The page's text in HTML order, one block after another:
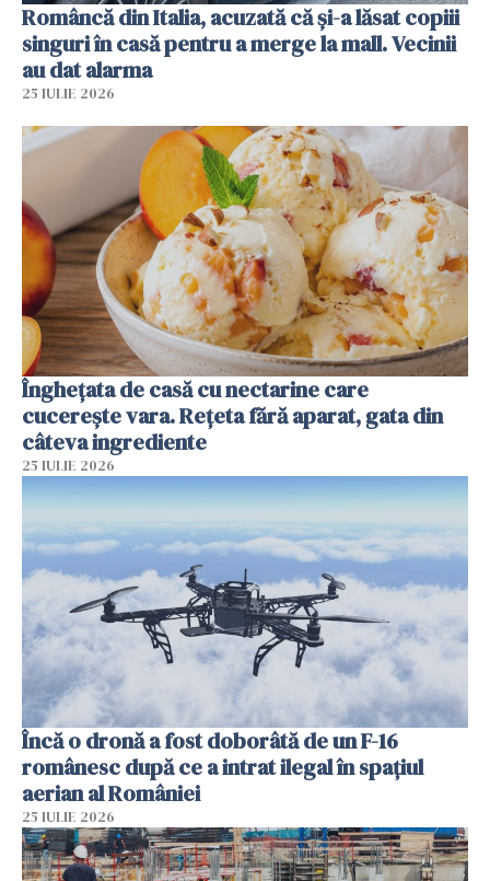
Româncă din Italia, acuzată că și-a lăsat copiii
singuri în casă pentru a merge la mall. Vecinii
au dat alarma
25 IULIE 2026
Înghețata de casă cu nectarine care
cucerește vara. Rețeta fără aparat, gata din
câteva ingrediente
25 IULIE 2026
Încă o dronă a fost doborâtă de un F-16
românesc după ce a intrat ilegal în spațiul
aerian al României
25 IULIE 2026